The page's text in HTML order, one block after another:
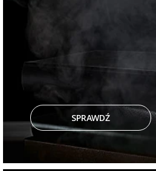
SPRAWDŹ